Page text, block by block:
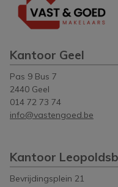
Kantoor Geel
Pas 9 Bus 7
2440 Geel
014 72 73 74
info@vastengoed.be
Kantoor
Bevrijdingsplein 21